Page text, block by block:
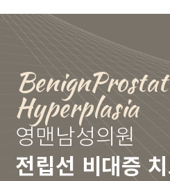
Hyperplasia
영맨남성의원
전립선 비대증